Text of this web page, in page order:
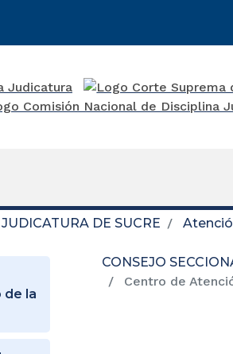
DE SUCRE
de la
CONSEJO
Centro de